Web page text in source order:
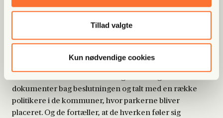
Tillad valgte
Kun nødvendige cookies
888 millioner kroner til at oprette 13 nye
myndighederne selv har udvælgelsen fundet sted
gennem en omstændig proces, hvor både eksperter,
politikere og brugerne af naturområderne er blevet
inkluderet. Det er dog langt fra alle, der er tilfredse.
dokumenter bag beslutningen og talt med en række
politikere i de kommuner, hvor parkerne bliver
placeret. Og de fortæller, at de hverken føler sig